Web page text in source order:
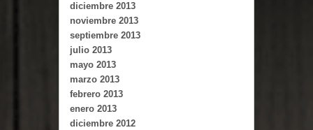
diciembre 2013
noviembre 2013
septiembre 2013
julio 2013
mayo 2013
marzo 2013
febrero 2013
enero 2013
diciembre 2012